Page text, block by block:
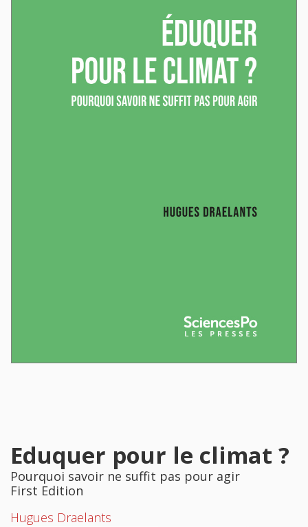
Eduquer pour le climat ?
Pourquoi savoir ne suffit pas pour agir
First Edition
Hugues Draelants